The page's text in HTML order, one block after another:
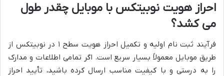
احراز هویت نوبیتکس با موبایل چقدر طول
می کشد؟
فرآیند ثبت نام اولیه و تکمیل احراز هویت سطح ۱ در نوبیتکس از
طریق موبایل معمولاً بسیار سریع است. اگر تمامی اطلاعات و مدارک
را به درستی و با کیفیت مناسب ارسال کرده باشید، تأیید احراز